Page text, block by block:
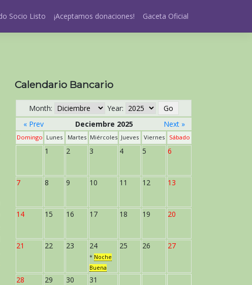
Socio Listo ¡Aceptamos donaciones! Gaceta Oficial
Calendario Bancario
Month:
Year:
« Prev
Deciembre 2025 Next »
Domingo Lunes Martes Miércoles Jueves Viernes Sábado
1 2 3 4 5 6
7 8 9 10 11 12 13
14 15 16 17 18 19 20
21 22 23 24
* Noche
Buena
25 26 27
28 29 30 31